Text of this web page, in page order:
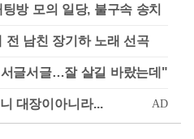
방 모의 일당, 불구속 송치
전 남친 장기하 노래 선곡
글서글…잘 살길 바랐는데"